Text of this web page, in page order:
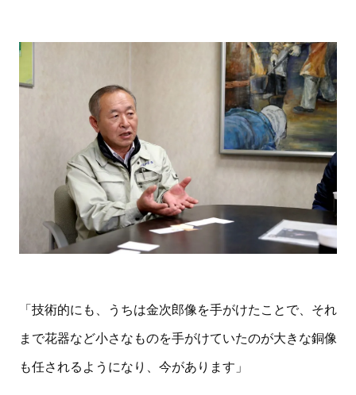
「技術的にも、うちは金次郎像を手がけたことで、それ
まで花器など小さなものを手がけていたのが大きな銅像
も任されるようになり、今があります」